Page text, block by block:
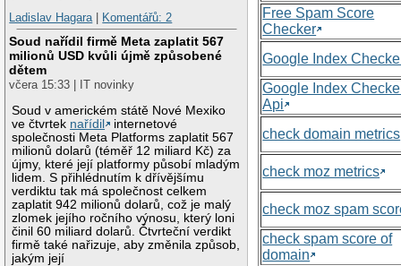
Ladislav Hagara| Komentářů: 2
Soud nařídil firmě Meta zaplatit 567
milionů USD kvůli újmě způsobené
dětem
včera 15:33 | IT novinky
Soud v americkém státě Nové Mexiko
ve čtvrtek nařídil
internetové
společnosti Meta Platforms zaplatit 567
milionů dolarů (téměř 12 miliard Kč) za
újmy, které její platformy působí mladým
lidem. S přihlédnutím k dřívějšímu
verdiktu tak má společnost celkem
zaplatit 942 milionů dolarů, což je malý
zlomek jejího ročního výnosu, který loni
činil 60 miliard dolarů. Čtvrteční verdikt
firmě také nařizuje, aby změnila způsob,
jakým její
Free Spam Score
Checker
Google Index
Google Index
Api
check domain metrics
check moz metrics
check moz spam
check spam score of
domain